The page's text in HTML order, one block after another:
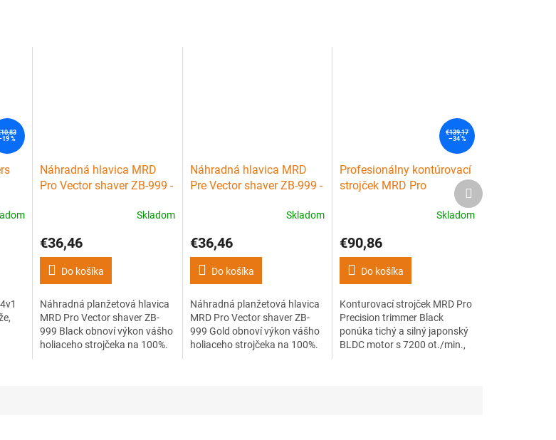
%
Náhradná hlavica MRD
Pro Vector shaver ZB-999 -
Skladom
€36,46
Do košíka
Náhradná planžetová hlavica
MRD Pro Vector shaver ZB-
999 Black obnoví výkon vášho
holiaceho strojčeka na 100%.
Náhradná hlavica MRD
Pre Vector shaver ZB-999 -
Skladom
€36,46
Do košíka
Náhradná planžetová hlavica
MRD Pro Vector shaver ZB-
999 Gold obnoví výkon vášho
holiaceho strojčeka na 100%.
€139,17
–34 %
Profesionálny kontúrovací
strojček MRD Pro
Precision trimmer GMT-
Skladom
€90,86
Do košíka
Konturovací strojček MRD Pro
Precision trimmer Black
ponúka tichý a silný japonský
BLDC motor s 7200 ot./min.,
Ďalší
produkt